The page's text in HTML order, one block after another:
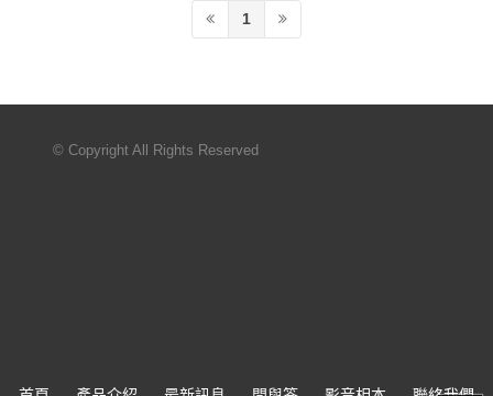
1
© Copyright All Rights Reserved